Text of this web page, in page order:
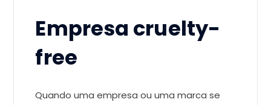
Empresa cruelty-
free
Quando uma empresa ou uma marca se